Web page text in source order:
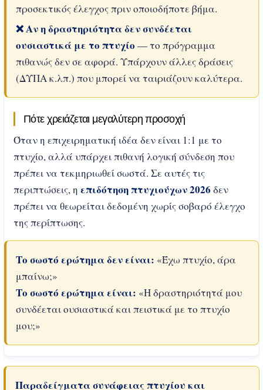
προσεκτικός έλεγχος πριν οποιοδήποτε βήμα.
❌ Αν η δραστηριότητα δεν συνδέεται
ουσιαστικά με το πτυχίο — το πρόγραμμα
πιθανώς δεν σε αφορά. Υπάρχουν άλλες δράσεις
(ΔΥΠΑ κ.λπ.) που μπορεί να ταιριάζουν καλύτερα.
Πότε χρειάζεται μεγαλύτερη προσοχή
Όταν η επιχειρηματική ιδέα δεν είναι 1:1 με το
πτυχίο, αλλά υπάρχει πιθανή λογική σύνδεση που
πρέπει να τεκμηριωθεί σωστά. Σε αυτές τις
περιπτώσεις, η επιδότηση πτυχιούχων 2026 δεν
πρέπει να θεωρείται δεδομένη χωρίς σοβαρό έλεγχο
της περίπτωσης.
Το σωστό ερώτημα δεν είναι: «Έχω πτυχίο, άρα
μπαίνω;»
Το σωστό ερώτημα είναι: «Η δραστηριότητά μου
συνδέεται ουσιαστικά και πειστικά με το πτυχίο
μου;»
Παραδείγματα συνάφειας πτυχίου και